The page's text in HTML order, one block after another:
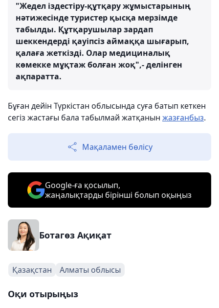
"Жедел іздестіру-құтқару жұмыстарының
нәтижесінде туристер қысқа мерзімде
табылды. Құтқарушылар зардап
шеккендерді қауіпсіз аймаққа шығарып,
қалаға жеткізді. Олар медициналық
көмекке мұқтаж болған жоқ",- делінген
ақпаратта.
Бұған дейін Түркістан облысында суға батып кеткен
сегіз жастағы бала табылмай жатқанын жазғанбыз.
Мақаламен бөлісу
Google-ға қосылып,
жаңалықтарды бірінші болып оқыңыз
Ботагөз Ақиқат
Қазақстан Алматы облысы
Оқи отырыңыз